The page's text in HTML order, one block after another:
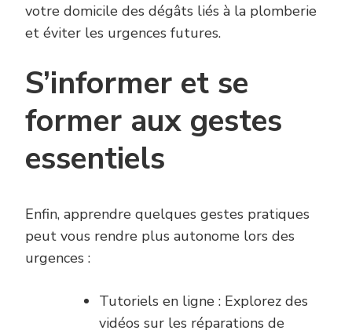
votre domicile des dégâts liés à la plomberie
et éviter les urgences futures.
S’informer et se
former aux gestes
essentiels
Enfin, apprendre quelques gestes pratiques
peut vous rendre plus autonome lors des
urgences :
Tutoriels en ligne : Explorez des
vidéos sur les réparations de